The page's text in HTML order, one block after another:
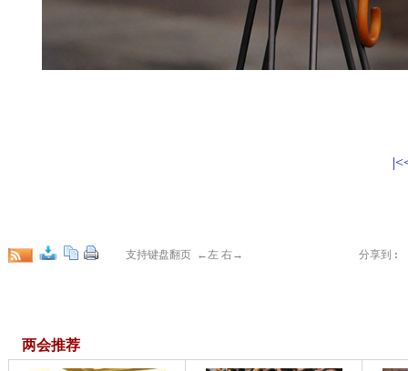
支持键盘翻页 ←左 右→ 分享到 :
两会推荐